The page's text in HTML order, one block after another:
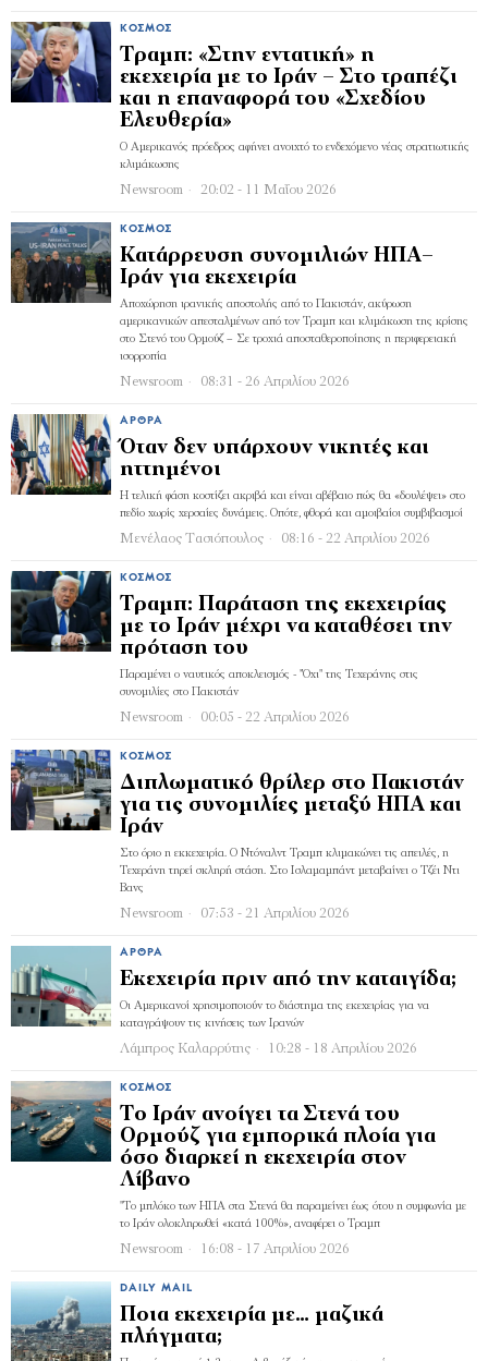
ΚΌΣΜΟΣ
Τραμπ: «Στην εντατική» η
εκεχειρία με το Ιράν – Στο τραπέζι
και η επαναφορά του «Σχεδίου
Ελευθερία»
Ο Αμερικανός πρόεδρος αφήνει ανοιχτό το ενδεχόμενο νέας στρατιωτικής
κλιμάκωσης
Newsroom 20:02 - 11 Μαΐου 2026
ΚΌΣΜΟΣ
Κατάρρευση συνομιλιών ΗΠΑ–
Ιράν για εκεχειρία
Αποχώρηση ιρανικής αποστολής από το Πακιστάν, ακύρωση
αμερικανικών απεσταλμένων από τον Τραμπ και κλιμάκωση της κρίσης
στο Στενό του Ορμούζ – Σε τροχιά αποσταθεροποίησης η περιφερειακή
ισορροπία
Newsroom 08:31 - 26 Απριλίου 2026
ΆΡΘΡΑ
Όταν δεν υπάρχουν νικητές και
ηττημένοι
Η τελική φάση κοστίζει ακριβά και είναι αβέβαιο πώς θα «δουλέψει» στο
πεδίο χωρίς χερσαίες δυνάμεις. Οπότε, φθορά και αμοιβαίοι συμβιβασμοί
Μενέλαος Τασιόπουλος 08:16 - 22 Απριλίου 2026
ΚΌΣΜΟΣ
Τραμπ: Παράταση της εκεχειρίας
με το Ιράν μέχρι να καταθέσει την
πρόταση του
Παραμένει ο ναυτικός αποκλεισμός - "Όχι" της Τεχεράνης στις
συνομιλίες στο Πακιστάν
Newsroom 00:05 - 22 Απριλίου 2026
ΚΌΣΜΟΣ
Διπλωματικό θρίλερ στο Πακιστάν
για τις συνομιλίες μεταξύ ΗΠΑ και
Ιράν
Στο όριο η εκκεχειρία. Ο Ντόναλντ Τραμπ κλιμακώνει τις απειλές, η
Τεχεράνη τηρεί σκληρή στάση. Στο Ισλαμαμπάντ μεταβαίνει ο Τζέι Ντι
Βανς
Newsroom 07:53 - 21 Απριλίου 2026
ΆΡΘΡΑ
Εκεχειρία πριν από την καταιγίδα;
Οι Αμερικανοί χρησιμοποιούν το διάστημα της εκεχειρίας για να
καταγράψουν τις κινήσεις των Ιρανών
Λάμπρος Καλαρρύτης 10:28 - 18 Απριλίου 2026
ΚΌΣΜΟΣ
Το Ιράν ανοίγει τα Στενά του
Ορμούζ για εμπορικά πλοία για
όσο διαρκεί η εκεχειρία στον
Λίβανο
"Tο μπλόκο των ΗΠΑ στα Στενά θα παραμείνει έως ότου η συμφωνία με
το Ιράν ολοκληρωθεί «κατά 100%», αναφέρει ο Τραμπ
Newsroom 16:08 - 17 Απριλίου 2026
DAILY MAIL
Ποια εκεχειρία µε… µαζικά
πλήγµατα;